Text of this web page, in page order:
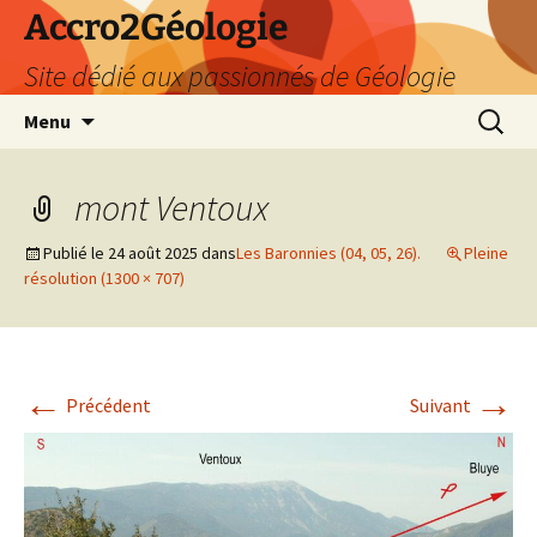
Accro2Géologie
Site dédié aux passionnés de Géologie
Menu
mont Ventoux
Publié le 24 août 2025 dansLes Baronnies (04, 05, 26).
Pleine
résolution (1300 × 707)
← Précédent Suivant →